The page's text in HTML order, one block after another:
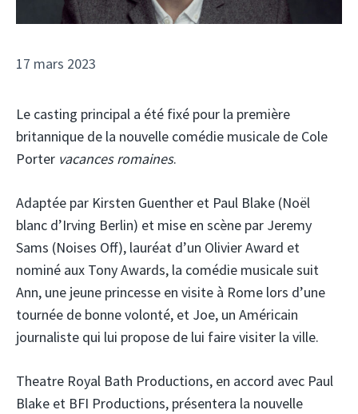
17 mars 2023
Le casting principal a été fixé pour la première
britannique de la nouvelle comédie musicale de Cole
Porter vacances romaines.
Adaptée par Kirsten Guenther et Paul Blake (Noël
blanc d’Irving Berlin) et mise en scène par Jeremy
Sams (Noises Off), lauréat d’un Olivier Award et
nominé aux Tony Awards, la comédie musicale suit
Ann, une jeune princesse en visite à Rome lors d’une
tournée de bonne volonté, et Joe, un Américain
journaliste qui lui propose de lui faire visiter la ville.
Theatre Royal Bath Productions, en accord avec Paul
Blake et BFI Productions, présentera la nouvelle